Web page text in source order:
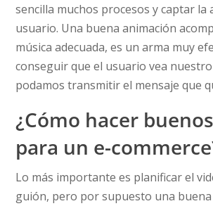
sencilla muchos procesos y captar la
usuario. Una buena animación
música adecuada, es un arma muy
conseguir que el usuario vea
podamos transmitir el mensaje que
¿Cómo hacer
para un e-
Lo más importante es planificar el
guión, pero por supuesto una buena